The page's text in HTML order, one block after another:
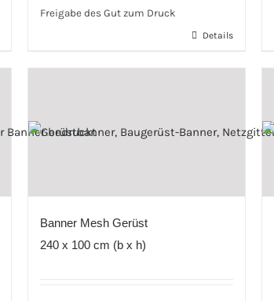
Freigabe des Gut zum Druck
Details
Banner Mesh Gerüst
240 x 100 cm (b x h)